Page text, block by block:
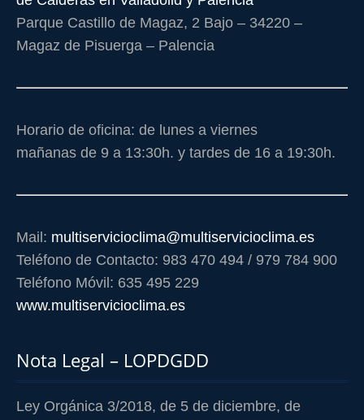
Parque Castillo de Magaz, 2 Bajo – 34220 –
Magaz de Pisuerga – Palencia
Horario de oficina: de lunes a viernes
mañanas de 9 a 13:30h. y tardes de 16 a 19:30h.
Mail: multiservicioclima@multiservicioclima.es
Teléfono de Contacto: 983 470 494 / 979 784 900
Teléfono Móvil: 635 495 229
www.multiservicioclima.es
Nota Legal – LOPDGDD
Ley Orgánica 3/2018, de 5 de diciembre, de